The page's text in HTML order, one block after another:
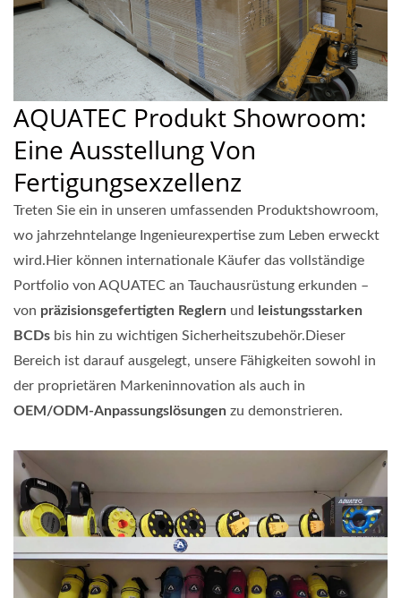
AQUATEC Produkt Showroom:
Eine Ausstellung Von
Fertigungsexzellenz
Treten Sie ein in unseren umfassenden Produktshowroom,
wo jahrzehntelange Ingenieurexpertise zum Leben erweckt
wird.Hier können internationale Käufer das vollständige
Portfolio von AQUATEC an Tauchausrüstung erkunden –
von präzisionsgefertigten Reglern und
leistungsstarken
BCDs bis hin zu wichtigen Sicherheitszubehör.Dieser
Bereich ist darauf ausgelegt, unsere Fähigkeiten sowohl in
der proprietären Markeninnovation als auch in
OEM/ODM-Anpassungslösungen zu demonstrieren.